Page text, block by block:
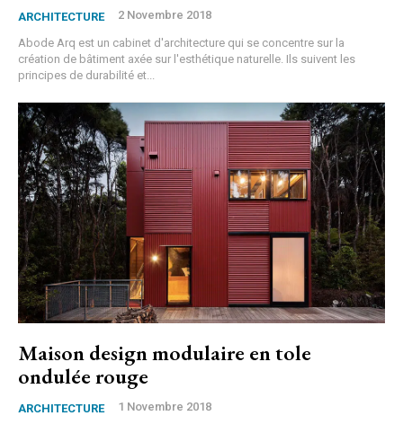
ARCHITECTURE 2 Novembre 2018
Abode Arq est un cabinet d'architecture qui se concentre sur la
création de bâtiment axée sur l'esthétique naturelle. Ils suivent les
principes de durabilité et...
Maison design modulaire en tole
ondulée rouge
ARCHITECTURE 1 Novembre 2018